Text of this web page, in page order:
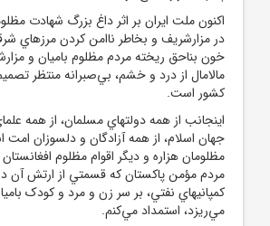
اکنون ملت ايران بر اثر داغ بزرگ شهادت
در مزارشريف و بخاطر ناامن کردن مرزهاي
خون بنا‌حق ريخته‌ مردم مظلوم باميان و
مالامال از درد و خشم، بي‌صبرانه منتظر
کشور است.
اينجانب از همه‌ دولتهاي مسلمان، از همه‌
جهان اسلام، از همه‌ آزادگان و دلسوزان امت
مظلومان هزاره و ديگر اقوام مظلوم
مردم مؤمن پاکستان که قسمتي از ارتش آن
کمپانيهاي نفتي، بر سر زن و مرد و کودک
مي‌ريزد، استمداد مي‌کنم.